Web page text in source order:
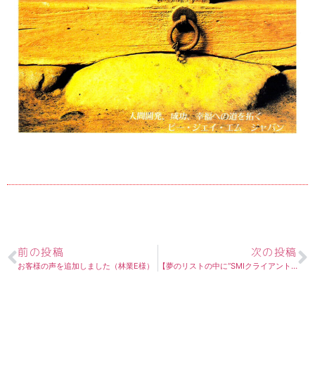
前の投稿
お客様の声を追加しました（林業E様）
次の投稿
【夢のリストの中に“SMIクライアントの中から総理大臣を出す”という夢がある。】